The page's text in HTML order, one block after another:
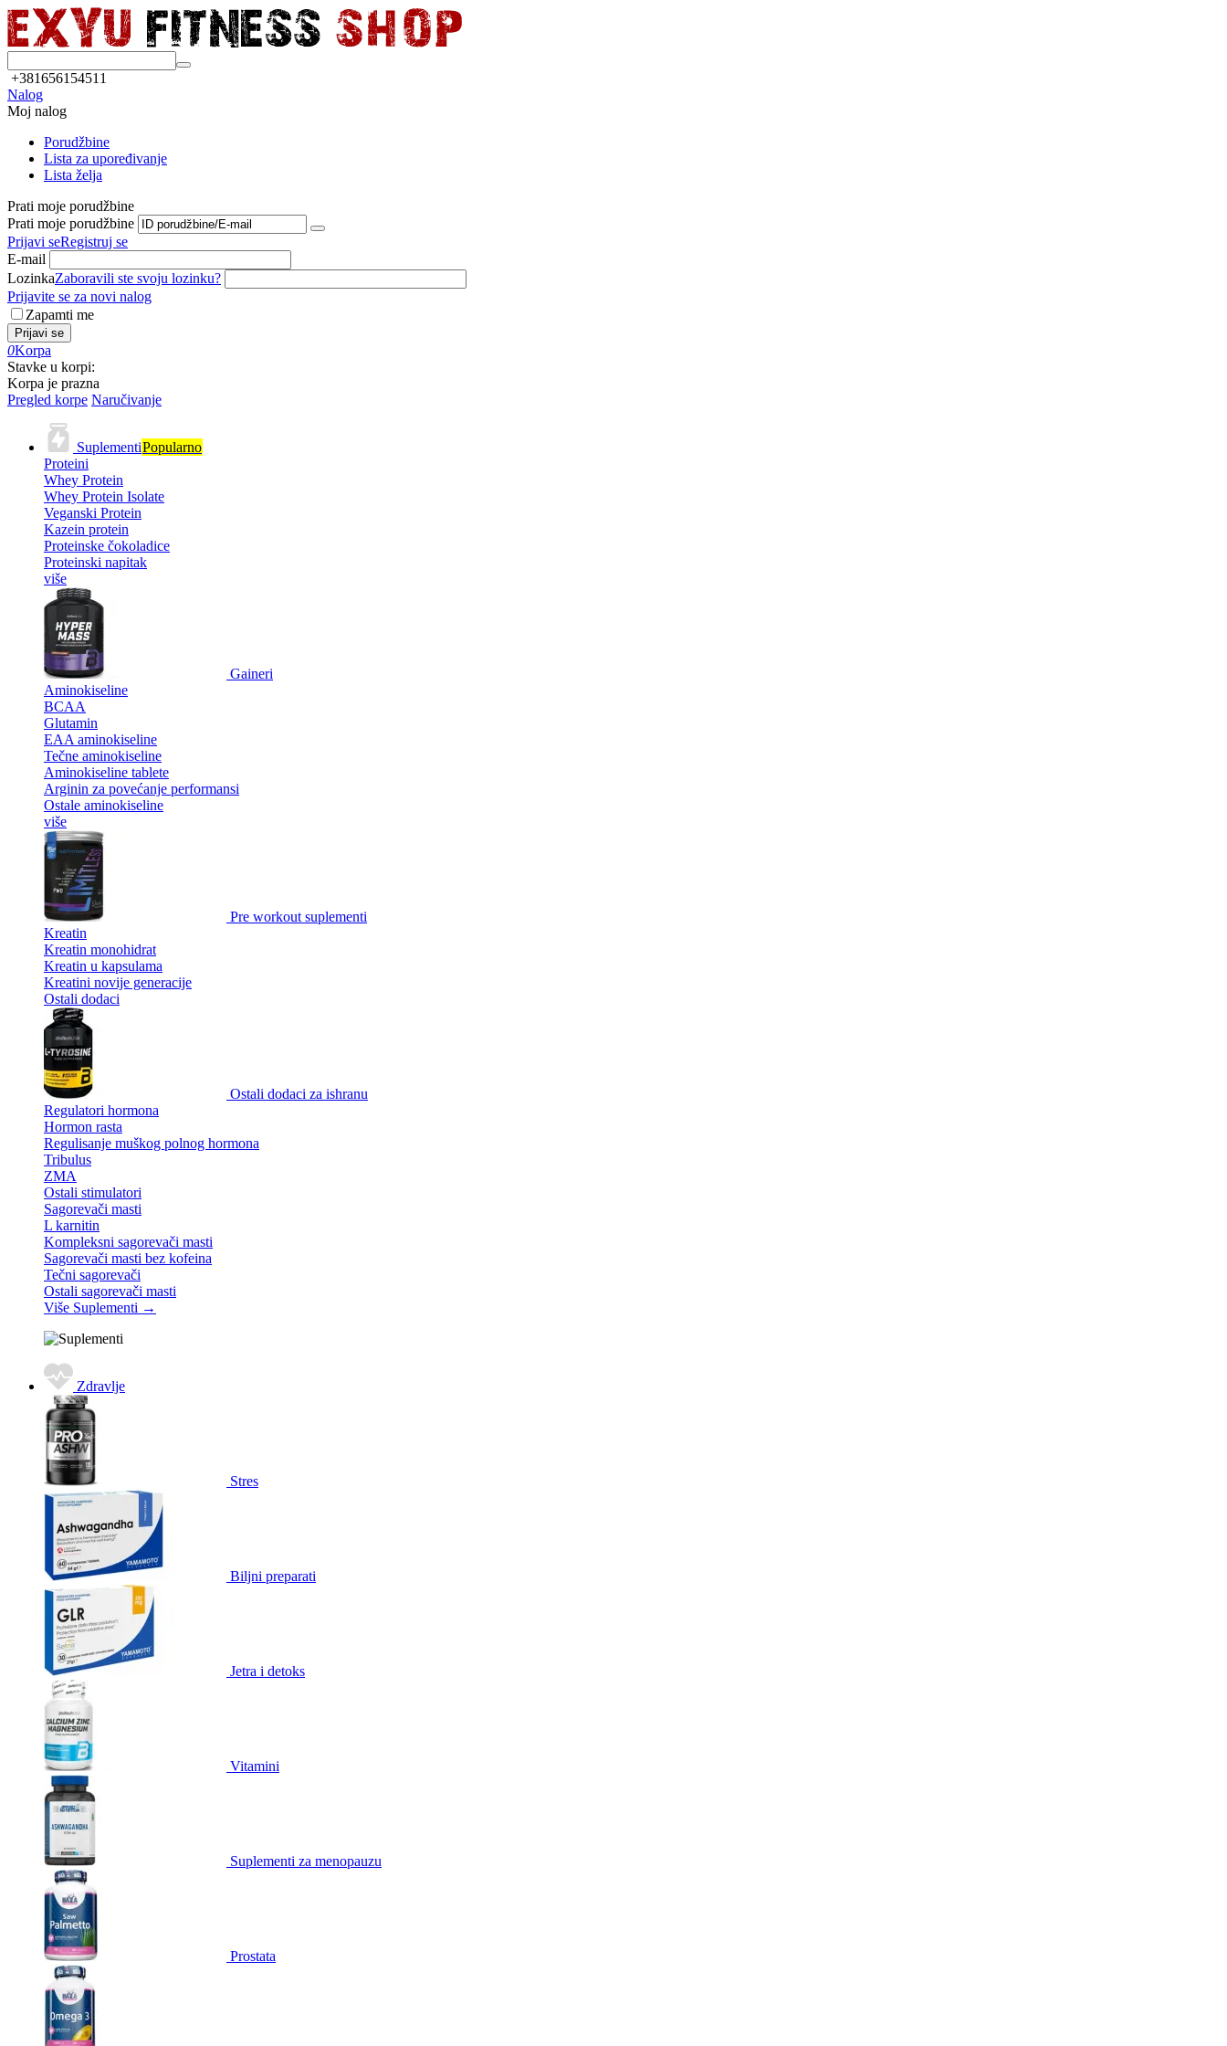
+381656154511
Nalog
Moj nalog
Porudžbine
Lista za upoređivanje
Lista želja
Prati moje porudžbine
Prati moje porudžbine
Prijavi seRegistruj se
E-mail
LozinkaZaboravili ste svoju lozinku?
Prijavite se za novi nalog
Zapamti me
Prijavi se
0Korpa
Stavke u korpi:
Korpa je prazna
Pregled korpe Naručivanje
SuplementiPopularno
Proteini
Whey Protein
Whey Protein Isolate
Veganski Protein
Kazein protein
Proteinske čokoladice
Proteinski napitak
više
Gaineri
Aminokiseline
BCAA
Glutamin
EAA aminokiseline
Tečne aminokiseline
Aminokiseline tablete
Arginin za povećanje performansi
Ostale aminokiseline
više
Pre workout suplementi
Kreatin
Kreatin monohidrat
Kreatin u kapsulama
Kreatini novije generacije
Ostali dodaci
Ostali dodaci za ishranu
Regulatori hormona
Hormon rasta
Regulisanje muškog polnog hormona
Tribulus
ZMA
Ostali stimulatori
Sagorevači masti
L karnitin
Kompleksni sagorevači masti
Sagorevači masti bez kofeina
Tečni sagorevači
Ostali sagorevači masti
Više Suplementi →
Zdravlje
Stres
Biljni preparati
Jetra i detoks
Vitamini
Suplementi za menopauzu
Prostata